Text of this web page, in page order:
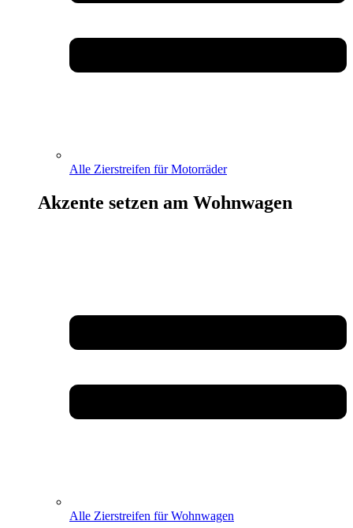
Alle Zierstreifen für Motorräder
Akzente setzen am Wohnwagen
Alle Zierstreifen für Wohnwagen